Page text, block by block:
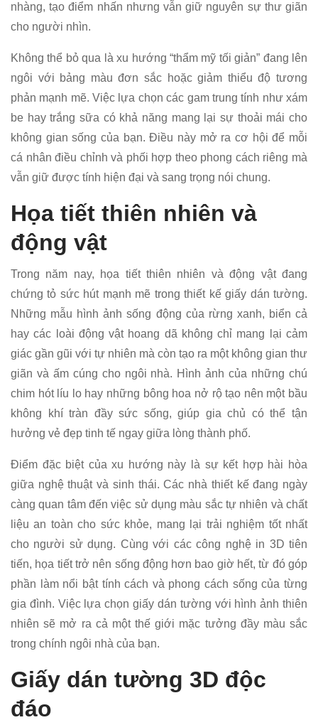
nhàng, tạo điểm nhấn nhưng vẫn giữ nguyên sự thư giãn
cho người nhìn.
Không thể bỏ qua là xu hướng “thẩm mỹ tối giản” đang lên
ngôi với bảng màu đơn sắc hoặc giảm thiểu độ tương
phản mạnh mẽ. Việc lựa chọn các gam trung tính như xám
be hay trắng sữa có khả năng mang lại sự thoải mái cho
không gian sống của bạn. Điều này mở ra cơ hội để mỗi
cá nhân điều chỉnh và phối hợp theo phong cách riêng mà
vẫn giữ được tính hiện đại và sang trọng nói chung.
Họa tiết thiên nhiên và
động vật
Trong năm nay, họa tiết thiên nhiên và động vật đang
chứng tỏ sức hút mạnh mẽ trong thiết kế giấy dán tường.
Những mẫu hình ảnh sống động của rừng xanh, biển cả
hay các loài động vật hoang dã không chỉ mang lại cảm
giác gần gũi với tự nhiên mà còn tạo ra một không gian thư
giãn và ấm cúng cho ngôi nhà. Hình ảnh của những chú
chim hót líu lo hay những bông hoa nở rộ tạo nên một bầu
không khí tràn đầy sức sống, giúp gia chủ có thể tận
hưởng vẻ đẹp tinh tế ngay giữa lòng thành phố.
Điểm đặc biệt của xu hướng này là sự kết hợp hài hòa
giữa nghệ thuật và sinh thái. Các nhà thiết kế đang ngày
càng quan tâm đến việc sử dụng màu sắc tự nhiên và chất
liệu an toàn cho sức khỏe, mang lại trải nghiệm tốt nhất
cho người sử dụng. Cùng với các công nghệ in 3D tiên
tiến, họa tiết trở nên sống động hơn bao giờ hết, từ đó góp
phần làm nổi bật tính cách và phong cách sống của từng
gia đình. Việc lựa chọn giấy dán tường với hình ảnh thiên
nhiên sẽ mở ra cả một thế giới mặc tưởng đầy màu sắc
trong chính ngôi nhà của bạn.
Giấy dán tường 3D độc
đáo